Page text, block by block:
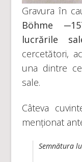
Gravura în
Böhme
lucrările
cercetători,
una dintre
sale.
Câteva
menționat
Semnătura